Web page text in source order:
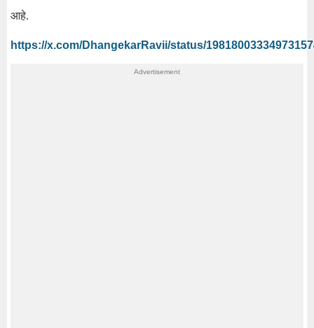
आहे.
https://x.com/DhangekarRavii/status/